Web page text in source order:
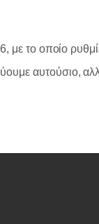
με το οποίο
αυτούσιο,